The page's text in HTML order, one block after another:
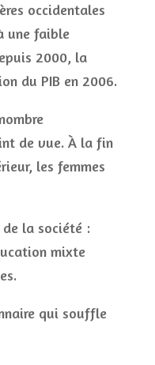
occidentales
une faible
2000, la
du PIB en 2006.
de vue. À la fin
les femmes
la société :
mixte
qui souffle